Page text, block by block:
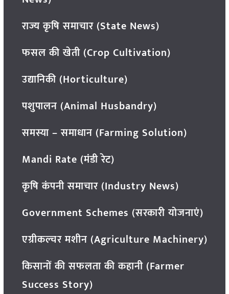
राज्य कृषि समाचार (State News)
फसल की खेती (Crop Cultivation)
उद्यानिकी (Horticulture)
पशुपालन (Animal Husbandry)
समस्या – समाधान (Farming Solution)
Mandi Rate (मंडी रेट)
कृषि कंपनी समाचार (Industry News)
Government Schemes (सरकारी योजनाएं)
एग्रीकल्चर मशीन (Agriculture Machinery)
किसानों की सफलता की कहानी (Farmer
Success Story)